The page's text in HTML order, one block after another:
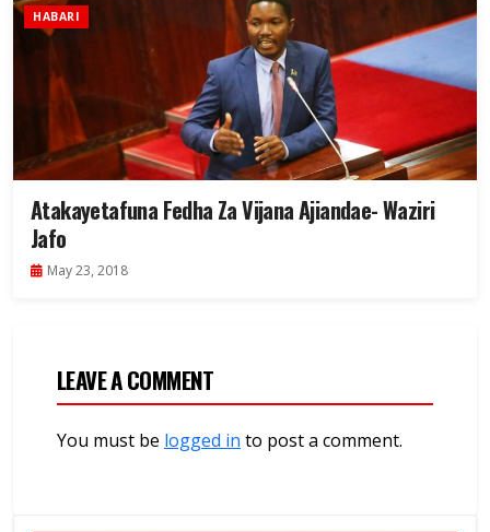
HABARI
Atakayetafuna Fedha Za Vijana Ajiandae- Waziri
Jafo
May 23, 2018
LEAVE A COMMENT
You must be logged in to post a comment.